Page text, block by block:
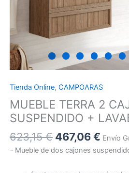
Tienda Online, CAMPOARAS
MUEBLE TERRA 2
SUSPENDIDO +
623,15€ 467,06€ Envío
– Mueble de dos cajones